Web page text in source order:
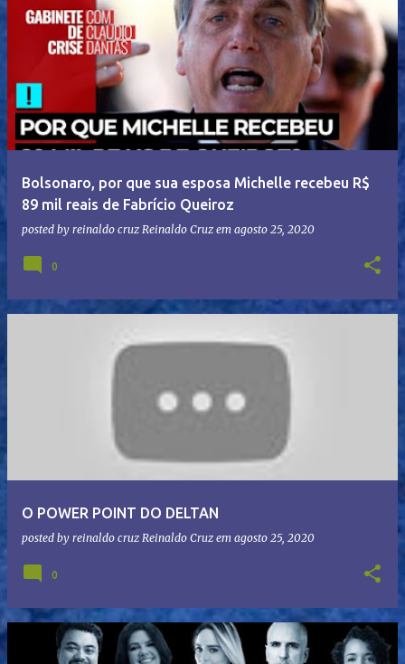
Bolsonaro, por que sua esposa Michelle recebeu R$
89 mil reais de Fabrício Queiroz
posted by reinaldo cruz Reinaldo Cruz em agosto 25, 2020
0
O POWER POINT DO DELTAN
posted by reinaldo cruz Reinaldo Cruz em agosto 25, 2020
0